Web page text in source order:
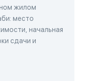
жилом
место
начальная
сдачи и